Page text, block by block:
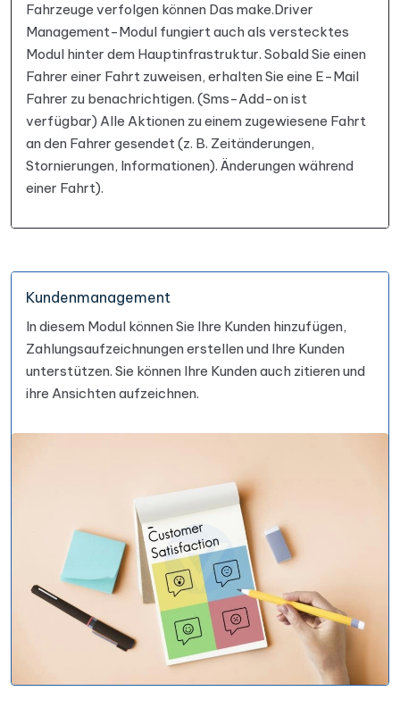
Fahrzeuge verfolgen können Das make.Driver
Management-Modul fungiert auch als verstecktes
Modul hinter dem Hauptinfrastruktur. Sobald Sie einen
Fahrer einer Fahrt zuweisen, erhalten Sie eine E-Mail
Fahrer zu benachrichtigen. (Sms-Add-on ist
verfügbar) Alle Aktionen zu einem zugewiesene Fahrt
an den Fahrer gesendet (z. B. Zeitänderungen,
Stornierungen, Informationen). Änderungen während
einer Fahrt).
Kundenmanagement
In diesem Modul können Sie Ihre Kunden hinzufügen,
Zahlungsaufzeichnungen erstellen und Ihre Kunden
unterstützen. Sie können Ihre Kunden auch zitieren und
ihre Ansichten aufzeichnen.